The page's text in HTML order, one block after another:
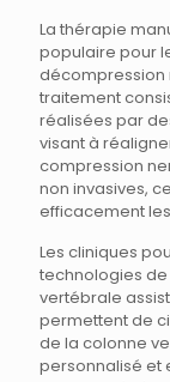
La thérapie
populaire pour
décompression
traitement
réalisées par
visant à
compression
non invasives,
efficacement
Les cliniques
technologies
vertébrale
permettent de
de la colonne
personnalisé et